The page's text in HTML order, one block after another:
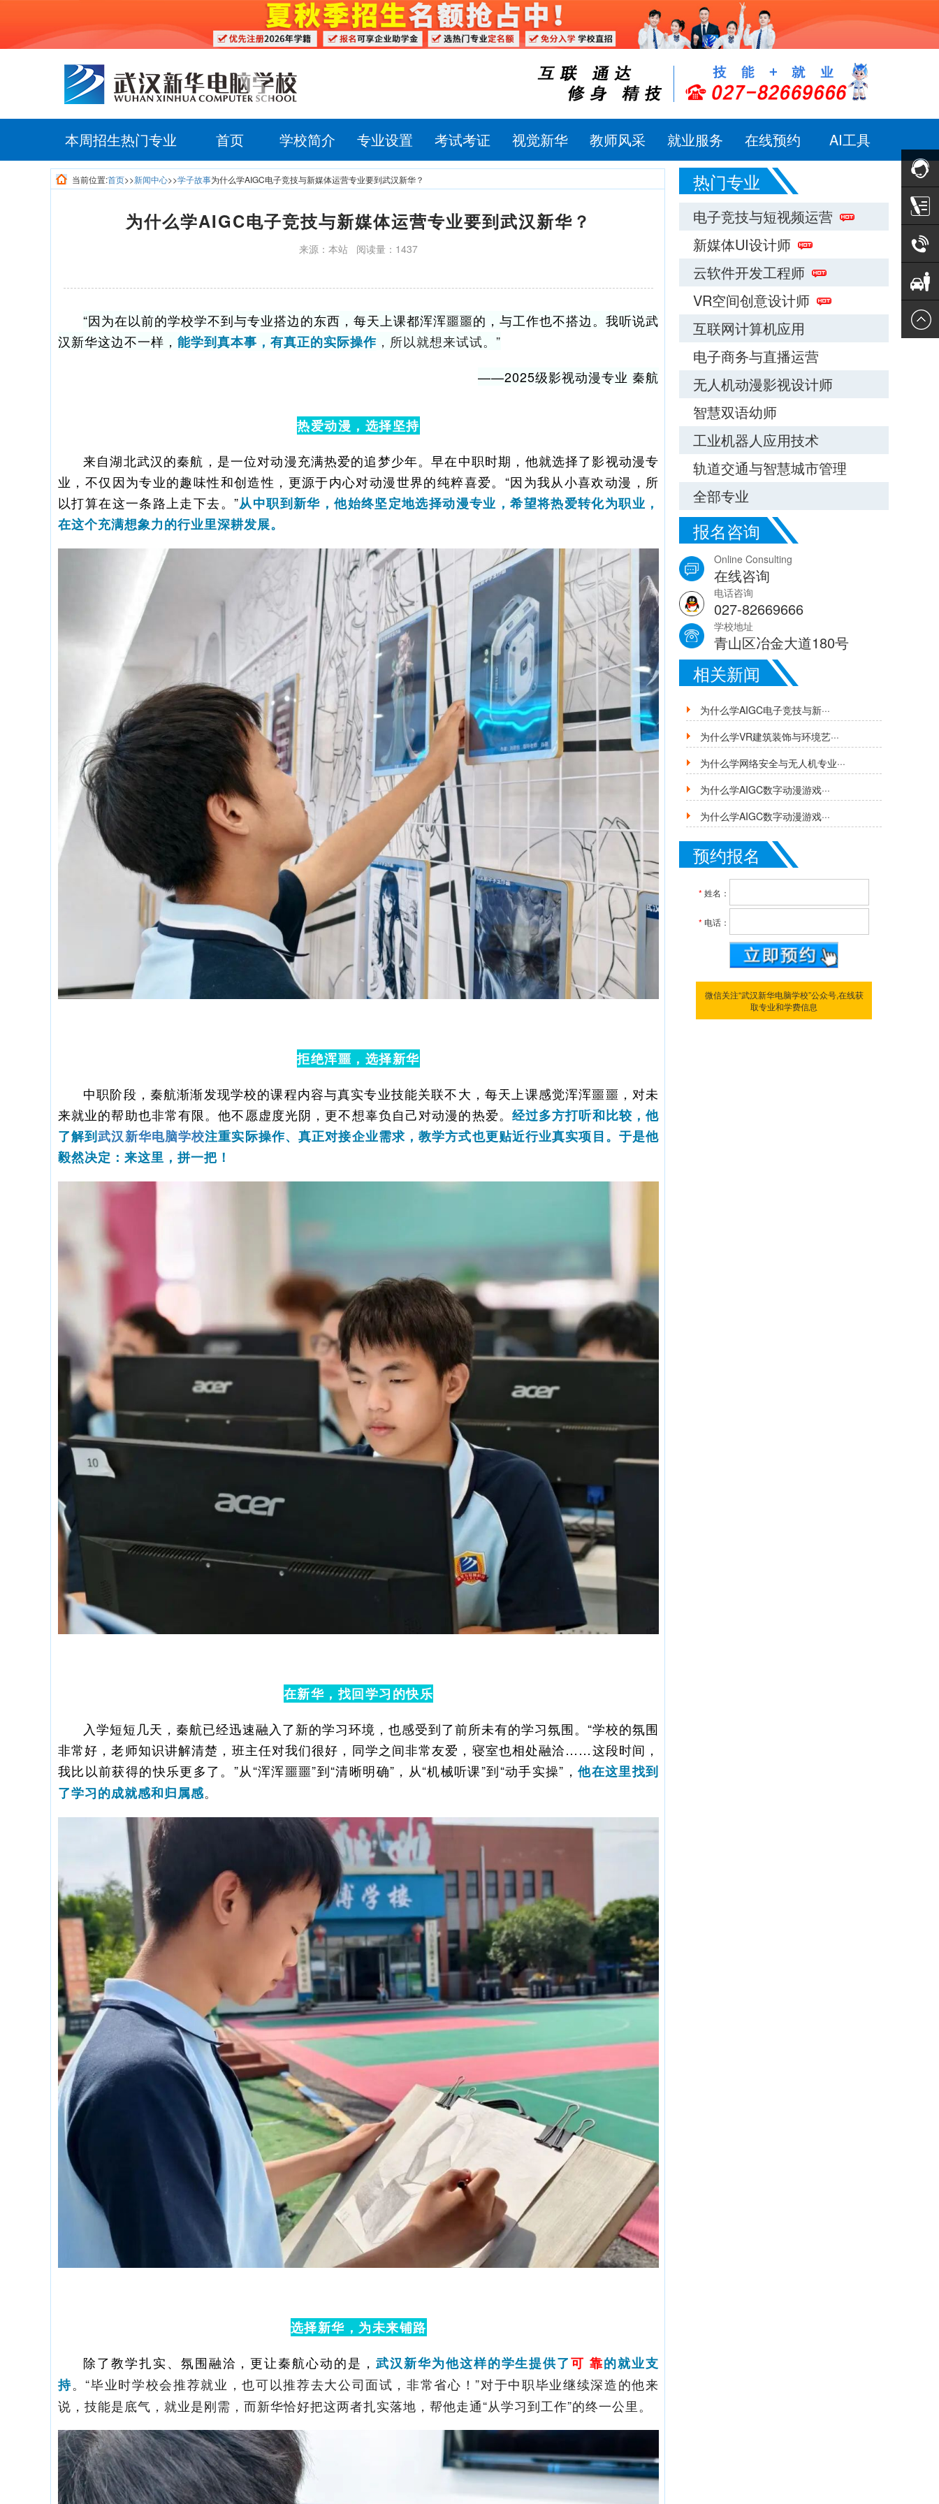
本周招生热门专业 首页 学校简介 专业设置 考试考证 视觉新华 教师风采 就业服务 在线预约 AI工具
当前位置:首页>>新闻中心>>学子故事为什么学AIGC电子竞技与新媒体运营专业要到武汉新华？
为什么学AIGC电子竞技与新媒体运营专业要到武汉新华？
来源：本站 阅读量：1437
“因为在以前的学校学不到与专业搭边的东西，每天上课都浑浑噩噩的，与工作也不搭边。我听说武
汉新华这边不一样， 能学到真本事，有真正的实际操作 ，所以就想来试试。”
——2025级影视动漫专业 秦航
热爱动漫，选择坚持
来自湖北武汉的秦航，是一位对动漫充满热爱的追梦少年。早在中职时期，他就选择了影视动漫专
业，不仅因为专业的趣味性和创造性，更源于内心对动漫世界的纯粹喜爱。“因为我从小喜欢动漫，所
以打算在这一条路上走下去。”从中职到新华，他始终坚定地选择动漫专业，希望将热爱转化为职业，
在这个充满想象力的行业里深耕发展。
拒绝浑噩，选择新华
中职阶段，秦航渐渐发现学校的课程内容与真实专业技能关联不大，每天上课感觉浑浑噩噩，对未
来就业的帮助也非常有限。他不愿虚度光阴，更不想辜负自己对动漫的热爱。 经过多方打听和比较，他
了解到武汉新华电脑学校注重实际操作、真正对接企业需求，教学方式也更贴近行业真实项目。于是他
毅然决定：来这里，拼一把！
在新华，找回学习的快乐
入学短短几天，秦航已经迅速融入了新的学习环境，也感受到了前所未有的学习氛围。“学校的氛围
非常好，老师知识讲解清楚，班主任对我们很好，同学之间非常友爱，寝室也相处融洽……这段时间，
我比以前获得的快乐更多了。”从“浑浑噩噩”到“清晰明确”，从“机械听课”到“动手实操”，他在这里找到
了学习的成就感和归属感。
选择新华，为未来铺路
除了教学扎实、氛围融洽，更让秦航心动的是， 武汉新华为他这样的学生提供了可 靠的就业支
持。“毕业时学校会推荐就业，也可以推荐去大公司面试，非常省心！”对于中职毕业继续深造的他来
说，技能是底气，就业是刚需，而新华恰好把这两者扎实落地，帮他走通“从学习到工作”的终一公里。
热门专业
电子竞技与短视频运营
新媒体UI设计师
云软件开发工程师
VR空间创意设计师
互联网计算机应用
电子商务与直播运营
无人机动漫影视设计师
智慧双语幼师
工业机器人应用技术
轨道交通与智慧城市管理
全部专业
报名咨询
Online Consulting
在线咨询
电话咨询
027-82669666
学校地址
青山区冶金大道180号
相关新闻
为什么学AIGC电子竞技与新···
为什么学VR建筑装饰与环境艺···
为什么学网络安全与无人机专业···
为什么学AIGC数字动漫游戏···
为什么学AIGC数字动漫游戏···
预约报名
* 姓名：
* 电话：
微信关注“武汉新华电脑学校”公众号,在线获
取专业和学费信息
在线咨
预约报
名
电话咨
校车接